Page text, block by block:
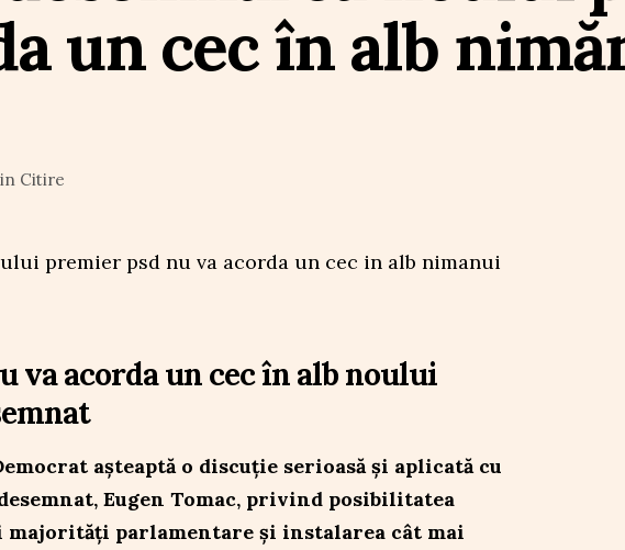
un cec în alb
Citire
va acorda un cec în alb noului
așteaptă o discuție serioasă și aplicată cu
Eugen Tomac, privind posibilitatea
parlamentare și instalarea cât mai